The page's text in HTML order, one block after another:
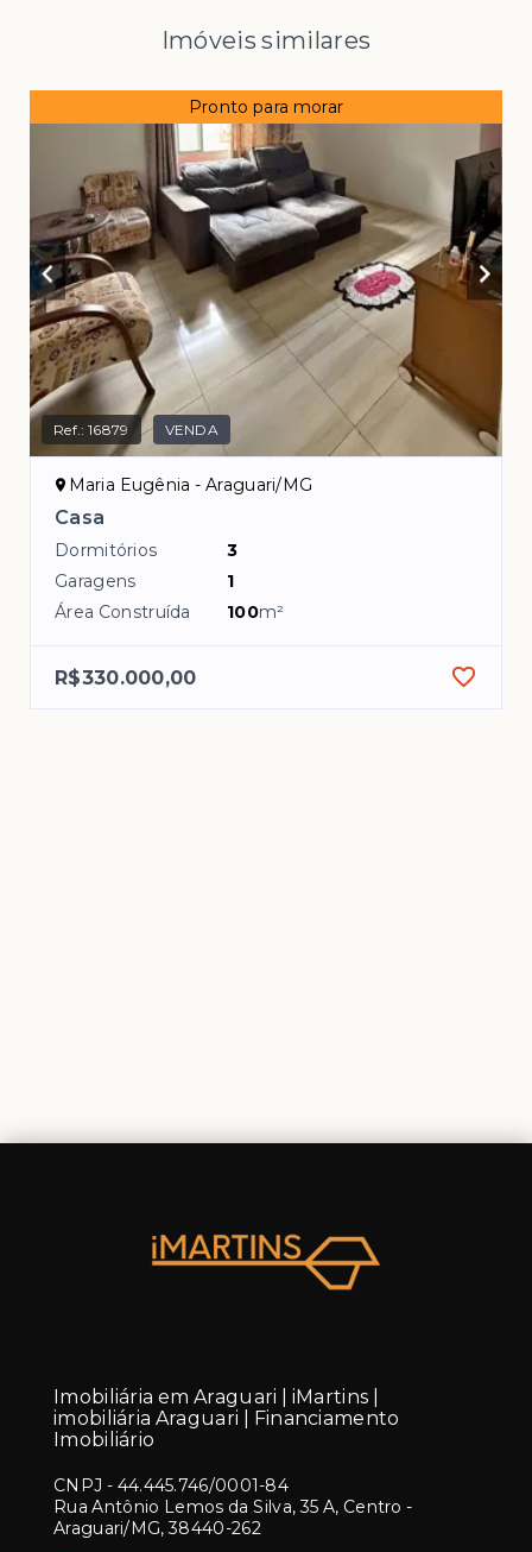
Imóveis similares
Pronto para morar
Ref.:16879 VENDA
Maria Eugênia - Araguari/MG
Casa
Dormitórios
3
Garagens
1
Área Construída
100m²
R$330.000,00
Imobiliária em Araguari | iMartins |
imobiliária Araguari | Financiamento
Imobiliário
CNPJ - 44.445.746/0001-84
Rua Antônio Lemos da Silva, 35 A, Centro -
Araguari/MG, 38440-262